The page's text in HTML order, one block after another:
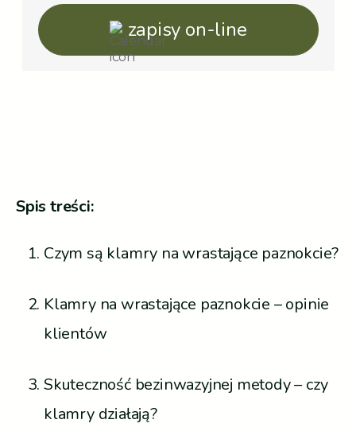
zapisy on-line
Spis treści:
Czym są klamry na wrastające paznokcie?
Klamry na wrastające paznokcie – opinie
klientów
Skuteczność bezinwazyjnej metody – czy
klamry działają?